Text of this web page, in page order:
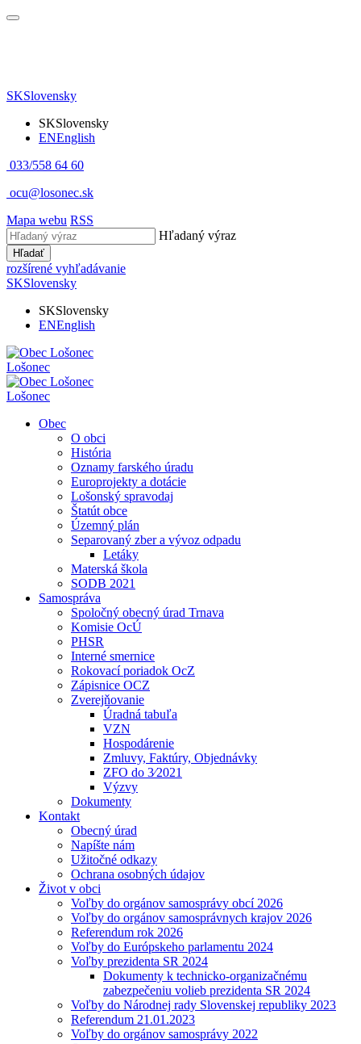
SKSlovensky
SKSlovensky
ENEnglish
033/558 64 60
ocu@losonec.sk
Mapa webu RSS
Hľadaný výraz
Hľadať
rozšírené vyhľadávanie
SKSlovensky
SKSlovensky
ENEnglish
Lošonec
Lošonec
Obec
O obci
História
Oznamy farského úradu
Europrojekty a dotácie
Lošonský spravodaj
Štatút obce
Územný plán
Separovaný zber a vývoz odpadu
Letáky
Materská škola
SODB 2021
Samospráva
Spoločný obecný úrad Trnava
Komisie OcÚ
PHSR
Interné smernice
Rokovací poriadok OcZ
Zápisnice OCZ
Zverejňovanie
Úradná tabuľa
VZN
Hospodárenie
Zmluvy, Faktúry, Objednávky
ZFO do 3⁄2021
Výzvy
Dokumenty
Kontakt
Obecný úrad
Napíšte nám
Užitočné odkazy
Ochrana osobných údajov
Život v obci
Voľby do orgánov samosprávy obcí 2026
Voľby do orgánov samosprávnych krajov 2026
Referendum rok 2026
Voľby do Európskeho parlamentu 2024
Voľby prezidenta SR 2024
Dokumenty k technicko-organizačnému
zabezpečeniu volieb prezidenta SR 2024
Voľby do Národnej rady Slovenskej republiky 2023
Referendum 21.01.2023
Voľby do orgánov samosprávy 2022